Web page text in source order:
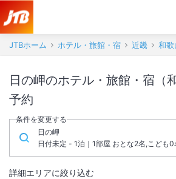
JTBホーム ホテル・旅館・宿 近畿 和歌
日の岬のホテル・旅館・宿（
予約
条件を変更する
日の岬
日付未定 - 1泊｜1部屋 おとな2名,こども0
詳細エリアに絞り込む